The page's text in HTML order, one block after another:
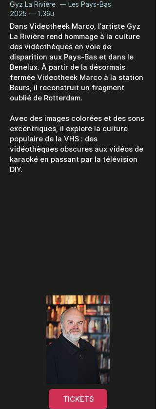
Gyz La Rivière — Les Pays-Bas
2025 — 1.36u
Dans Videotheek Marco, l’artiste Gyz
La Rivière rend hommage à la culture
des vidéothèques en voie de
disparition aux Pays-Bas et dans le
Benelux. À partir de la désormais
fermée Videotheek Marco à la station
Beurs, il reconstruit un fragment
oublié de Rotterdam.
Avec des images colorées et des sons
excentriques, il explore la culture
populaire de la VHS : des
vidéothèques obscures aux vidéos de
karaoké en passant par la télévision
DIY.
TICKETS